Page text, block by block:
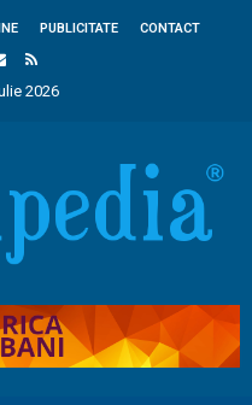
PUBLICITATE CONTACT
2026